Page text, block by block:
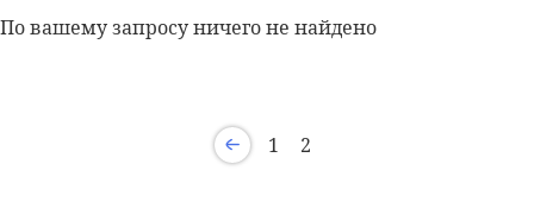
По вашему запросу ничего не найдено
1 2